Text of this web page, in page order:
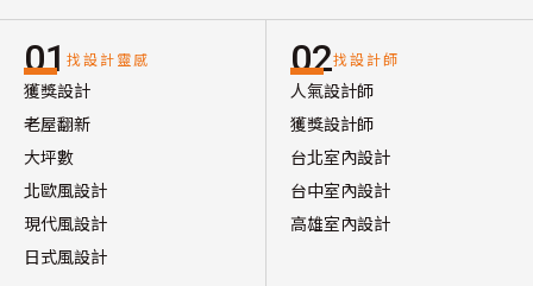
01 找設計靈感
獲獎設計
老屋翻新
大坪數
北歐風設計
現代風設計
日式風設計
02找設計師
人氣設計師
獲獎設計師
台北室內設計
台中室內設計
高雄室內設計